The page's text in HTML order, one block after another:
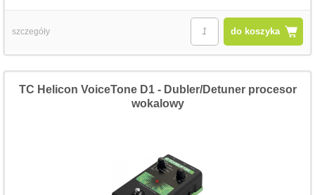
do koszyka
szczegóły
TC Helicon VoiceTone D1 - Dubler/Detuner procesor
wokalowy